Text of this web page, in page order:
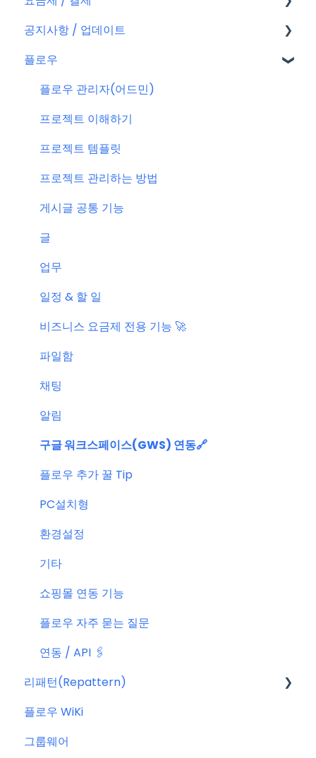
플로우 계정
요금제
결제
결제 관련 자주 묻는 질문
공지사항 / 업데이트
공지사항
특별 프로모션
신규 업데이트 (PC&서버)
서버 작업
KT cloud BizWorks 서버 작업
공지 관련 자주 묻는 질문
플로우
플로우 관리자(어드민)
프로젝트 이해하기
프로젝트 템플릿
프로젝트 관리하는 방법
게시글 공통 기능
글
업무
일정 & 할 일
비즈니스 요금제 전용 기능 🚀
파일함
채팅
알림
구글 워크스페이스(GWS) 연동🔗
플로우 추가 꿀 Tip
PC설치형
환경설정
기타
쇼핑몰 연동 기능
플로우 자주 묻는 질문
연동 / API 🖇️
리패턴(Repattern)
리패턴(Repattern) (NEW)
리패턴 기본 AI 기능
플로우 WiKi
그룹웨어